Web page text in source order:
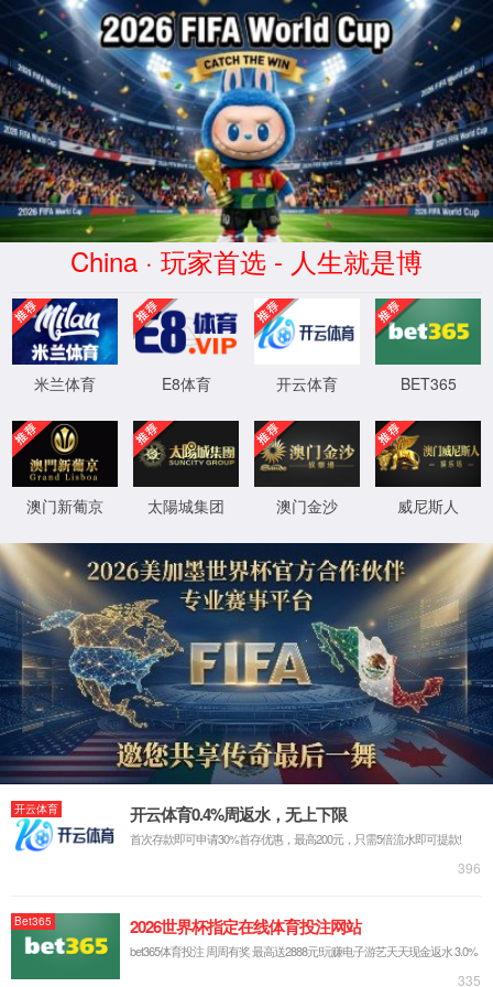
美加墨世界杯(mjm)官方网站-2026
World Cup
服务器错误
404 - 找不到文件或目录。
您要查找的资源可能已被删除，已更改名称或者暂时不可用。
XML 地图